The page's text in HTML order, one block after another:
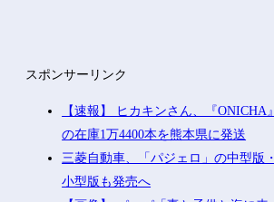
スポンサーリンク
【速報】 ヒカキンさん、『ONICHA』
の在庫1万4400本を熊本県に発送
三菱自動車、「パジェロ」の中型版・
小型版も発売へ